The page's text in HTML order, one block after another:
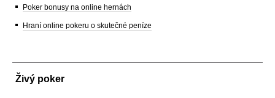
Poker bonusy na online hernách
Hraní online pokeru o skutečné peníze
Živý poker